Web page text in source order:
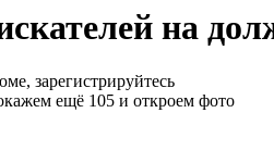
на
зарегистрируйтесь
ещё 105 и откроем фото